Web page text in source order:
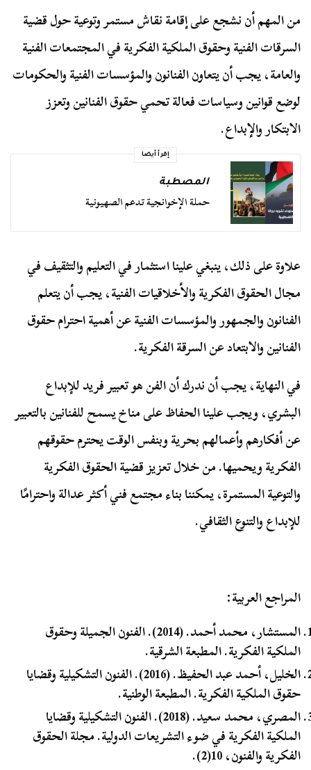
من المهم أن نشجع على إقامة نقاش مستمر وتوعية حول قضية
السرقات الفنية وحقوق الملكية الفكرية في المجتمعات الفنية
والعامة، يجب أن يتعاون الفنانون والمؤسسات الفنية والحكومات
لوضع قوانين وسياسات فعالة تحمي حقوق الفنانين وتعزز
الابتكار والإبداع.
إقرأ أيضا
المصطبة
حملة الإخوانجية تدعم الصهيونية
علاوة على ذلك، ينبغي علينا استثمار في التعليم والتثقيف في
مجال الحقوق الفكرية والأخلاقيات الفنية، يجب أن يتعلم
الفنانون والجمهور والمؤسسات الفنية عن أهمية احترام حقوق
الفنانين والابتعاد عن السرقة الفكرية.
في النهاية، يجب أن ندرك أن الفن هو تعبير فريد للإبداع
البشري، ويجب علينا الحفاظ على مناخ يسمح للفنانين بالتعبير
عن أفكارهم وأعمالهم بحرية وبنفس الوقت يحترم حقوقهم
الفكرية ويحميها. من خلال تعزيز قضية الحقوق الفكرية
والتوعية المستمرة، يمكننا بناء مجتمع فني أكثر عدالة واحترامًا
للإبداع والتنوع الثقافي.
المراجع العربية:
المستشار، محمد أحمد. (2014). الفنون الجميلة وحقوق
الملكية الفكرية. المطبعة الشرقية.
الخليل، أحمد عبد الحفيظ. (2016). الفنون التشكيلية وقضايا
حقوق الملكية الفكرية. المطبعة الوطنية.
المصري، محمد سعيد. (2018). الفنون التشكيلية وقضايا
الملكية الفكرية في ضوء التشريعات الدولية. مجلة الحقوق
الفكرية والفنون، 10(2).